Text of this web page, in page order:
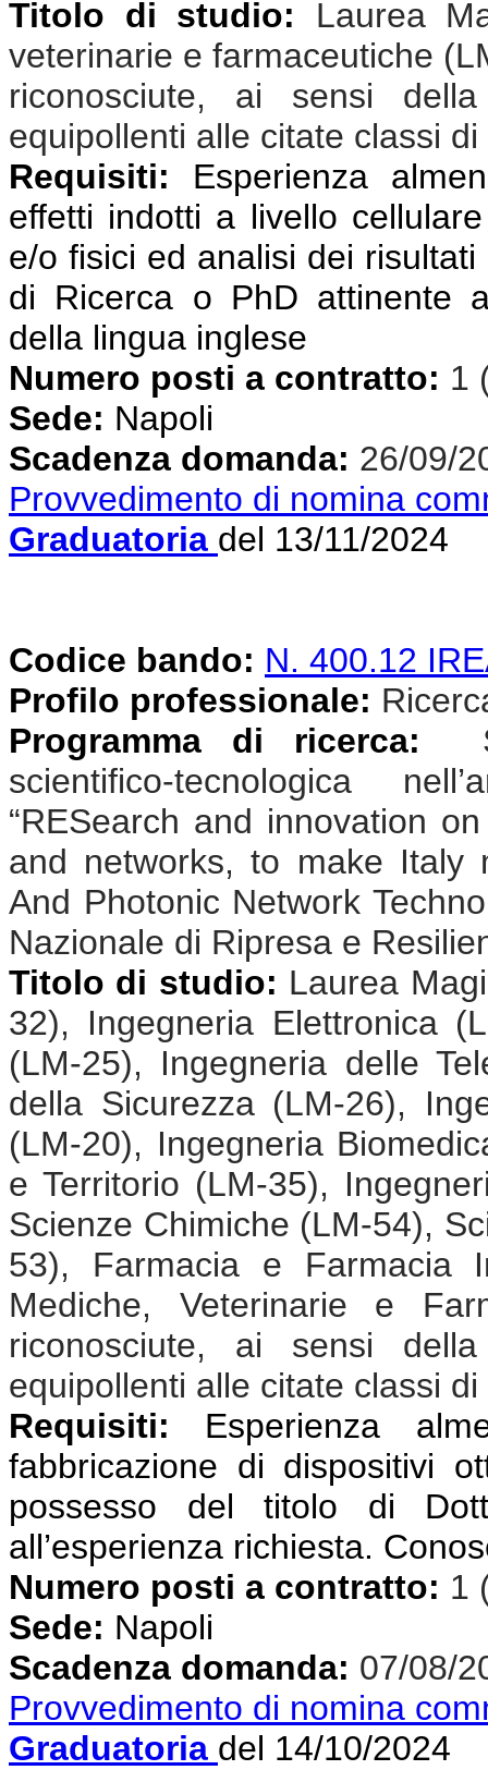
Titolo di studio:
Laurea
veterinarie e farmaceutiche
riconosciute, ai sensi
equipollenti alle citate classi
Requisiti: Esperienza
effetti indotti a livello
e/o fisici ed analisi dei
di Ricerca o PhD attinente
della lingua inglese
Numero posti a contratto: 1
Sede: Napoli
Scadenza domanda: 26/09/
Provvedimento di nomina
Graduatoria del 13/11/2024
Codice bando: N. 400.12
Profilo professionale:
Programma di ricerca:
scientifico-tecnologica
“RESearch and innovation
and networks, to make Italy
And Photonic Network
Nazionale di Ripresa e
Titolo di studio: Laurea
32), Ingegneria Elettronica
(LM-25), Ingegneria delle
della Sicurezza (LM-26),
(LM-20), Ingegneria
e Territorio (LM-35),
Scienze Chimiche (LM-54),
53), Farmacia e Farmacia
Mediche, Veterinarie e
riconosciute, ai sensi
equipollenti alle citate classi
Requisiti: Esperienza
fabbricazione di dispositivi
possesso del titolo di
all’esperienza richiesta.
Numero posti a contratto: 1
Sede: Napoli
Scadenza domanda: 07/08/
Provvedimento di nomina
Graduatoria del 14/10/2024